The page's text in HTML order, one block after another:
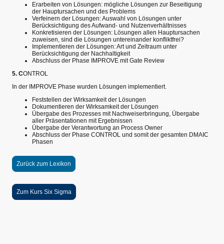
Erarbeiten von Lösungen: mögliche Lösungen zur Beseitigung
der Hauptursachen und des Problems
Verfeinern der Lösungen: Auswahl von Lösungen unter
Berücksichtigung des Aufwand- und Nutzenverhältnisses
Konkretisieren der Lösungen: Lösungen allen Hauptursachen
zuweisen, sind die Lösungen untereinander konfliktfrei?
Implementieren der Lösungen: Art und Zeitraum unter
Berücksichtigung der Nachhaltigkeit
Abschluss der Phase IMPROVE mit Gate Review
5. CONTROL
In der IMPROVE Phase wurden Lösungen implementiert.
Feststellen der Wirksamkeit der Lösungen
Dokumentieren der Wirksamkeit der Lösungen
Übergabe des Prozesses mit Nachweiserbringung, Übergabe
aller Präsentationen mit Ergebnissen
Übergabe der Verantwortung an Process Owner
Abschluss der Phase CONTROL und somit der gesamten DMAIC
Phasen
Zurück zum Lexikon
Zum Kurs Six Sigma